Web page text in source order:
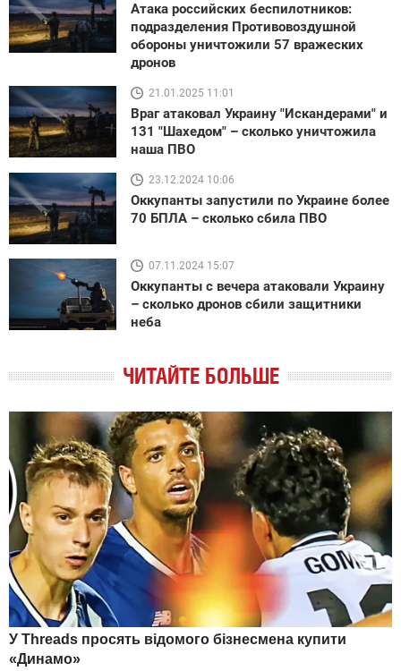
Атака российских беспилотников:
подразделения Противовоздушной
обороны уничтожили 57 вражеских
дронов
21.01.2025 11:01
Враг атаковал Украину "Искандерами" и
131 "Шахедом" – сколько уничтожила
наша ПВО
23.12.2024 10:06
Оккупанты запустили по Украине более
70 БПЛА – сколько сбила ПВО
07.11.2024 15:07
Оккупанты с вечера атаковали Украину
– сколько дронов сбили защитники
неба
ЧИТАЙТЕ БОЛЬШЕ